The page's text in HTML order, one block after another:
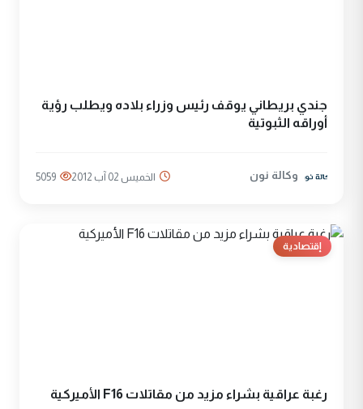
جندي بريطاني يوقف رئيس وزراء بلاده ويطلب رؤية
أوراقه الثبوتية
وكالة نون الخميس 02 آب 2012 5059
إقتصادية
رغبة عراقية بشراء مزيد من مقاتلات F16 الأميركية